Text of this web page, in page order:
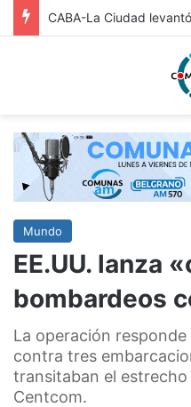
Mundo
EE.UU. lanza
bombardeos
La operación
contra tres
transitaban el
Centcom.